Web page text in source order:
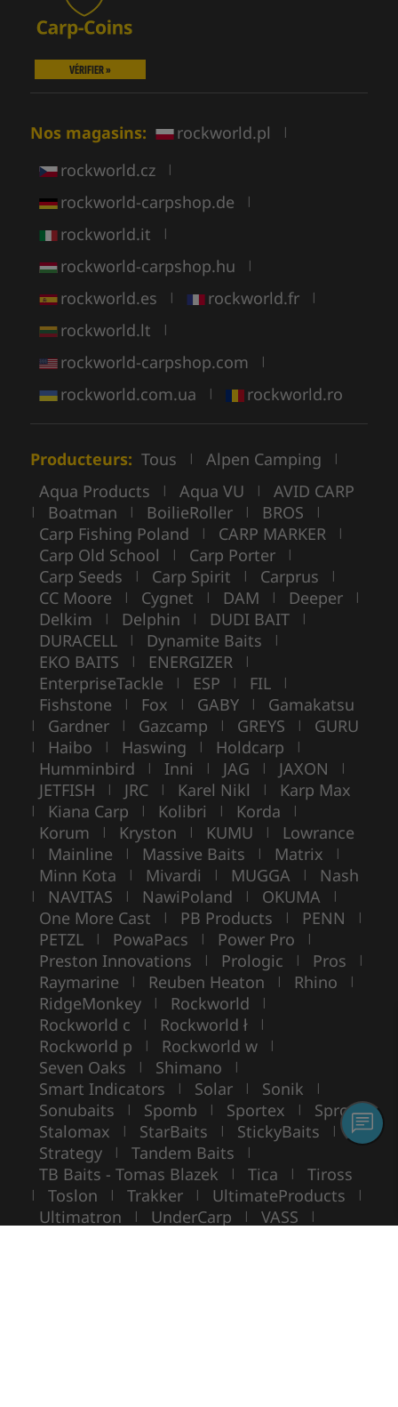
VÉRIFIER »
Nos magasins: rockworld.pl |
rockworld.cz |
rockworld-carpshop.de |
rockworld.it |
rockworld-carpshop.hu |
rockworld.es | rockworld.fr |
rockworld.lt |
rockworld-carpshop.com |
rockworld.com.ua | rockworld.ro
Producteurs: Tous | Alpen Camping |
Aqua Products | Aqua VU | AVID CARP
| Boatman | BoilieRoller | BROS |
Carp Fishing Poland | CARP MARKER |
Carp Old School | Carp Porter |
Carp Seeds | Carp Spirit | Carprus |
CC Moore | Cygnet | DAM | Deeper |
Delkim | Delphin | DUDI BAIT |
DURACELL | Dynamite Baits |
EKO BAITS | ENERGIZER |
EnterpriseTackle | ESP | FIL |
Fishstone | Fox | GABY | Gamakatsu
| Gardner | Gazcamp | GREYS | GURU
| Haibo | Haswing | Holdcarp |
Humminbird | Inni | JAG | JAXON |
JETFISH | JRC | Karel Nikl | Karp Max
| Kiana Carp | Kolibri | Korda |
Korum | Kryston | KUMU | Lowrance
| Mainline | Massive Baits | Matrix |
Minn Kota | Mivardi | MUGGA | Nash
| NAVITAS | NawiPoland | OKUMA |
One More Cast | PB Products | PENN |
PETZL | PowaPacs | Power Pro |
Preston Innovations | Prologic | Pros |
Raymarine | Reuben Heaton | Rhino |
RidgeMonkey | Rockworld |
Rockworld c | Rockworld ł |
Rockworld p | Rockworld w |
Seven Oaks | Shimano |
Smart Indicators | Solar | Sonik |
Sonubaits | Spomb | Sportex | Spro |
Stalomax | StarBaits | StickyBaits |
Strategy | Tandem Baits |
TB Baits - Tomas Blazek | Tica | Tiross
| Toslon | Trakker | UltimateProducts |
Ultimatron | UnderCarp | VASS |